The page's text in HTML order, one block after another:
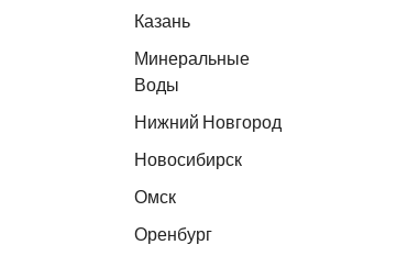
Казань
Минеральные
Воды
Нижний Новгород
Новосибирск
Омск
Оренбург